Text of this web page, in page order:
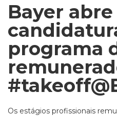
Bayer abre
programa
Os estágios profissionais